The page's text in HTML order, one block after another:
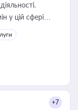
у цій сфері
юриста або
оренди
+7